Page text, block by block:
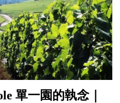
單一園的執念｜